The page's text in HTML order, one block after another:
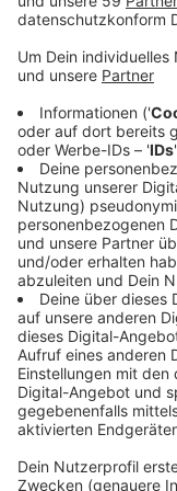
Anzeige
Zuletzt sei es
dabei, ihre
Herbst und
Monat gilt zwar
Bundesregierung,
soll. Das
Napp-Saarbourg,
Apotheke ein
anderes ersetze,
Möglichkeit, das
empfiehlt der
Grippe impfen zu